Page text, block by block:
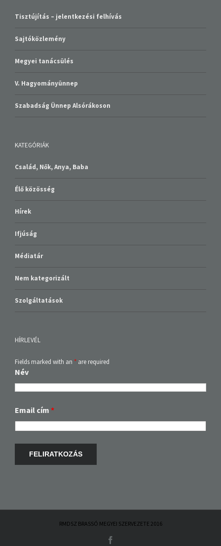
Tisztújítás – jelentkezési felhívás
Sajtóközlemény
Megyei tanácsülés
V. Hagyományünnep
Szabadság Ünnep Alsórákoson
KATEGÓRIÁK
Család, Nők, Anya, Baba
Élő közösség
Hírek
Ifjúság
Médiatár
Nem kategorizált
Szolgáltatások
HÍRLEVÉL
Fields marked with an * are required
Név
Email cím *
RMDSZ BRASSÓ MEGYEI SZERVEZETE 2016